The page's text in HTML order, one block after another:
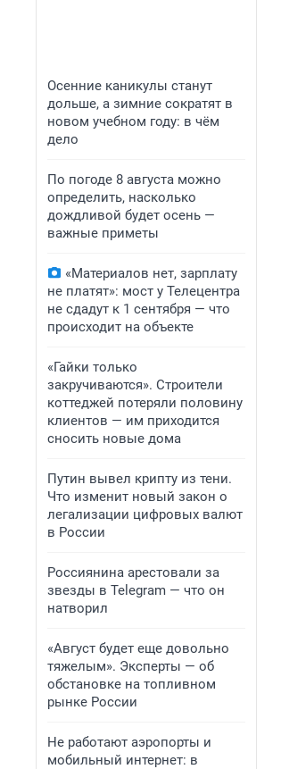
Осенние каникулы станут
дольше, а зимние сократят в
новом учебном году: в чём
дело
По погоде 8 августа можно
определить, насколько
дождливой будет осень —
важные приметы
«Материалов нет, зарплату
не платят»: мост у Телецентра
не сдадут к 1 сентября — что
происходит на объекте
«Гайки только
закручиваются». Строители
коттеджей потеряли половину
клиентов — им приходится
сносить новые дома
Путин вывел крипту из тени.
Что изменит новый закон о
легализации цифровых валют
в России
Россиянина арестовали за
звезды в Telegram — что он
натворил
«Август будет еще довольно
тяжелым». Эксперты — об
обстановке на топливном
рынке России
Не работают аэропорты и
мобильный интернет: в